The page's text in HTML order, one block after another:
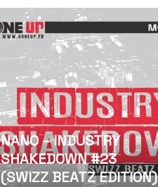
NANO – INDUSTRY
SHAKEDOWN #23
(SWIZZ BEATZ EDITION)